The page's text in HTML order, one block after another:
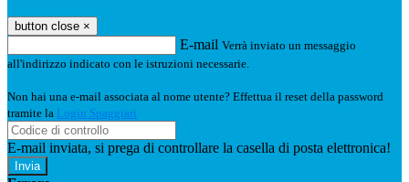
button close ×
E-mail Verrà inviato un messaggio
all'indirizzo indicato con le istruzioni necessarie.
Non hai una e-mail associata al nome utente? Effettua il reset della password
tramite la Login Spaggiari
E-mail inviata, si prega di controllare la casella di posta elettronica!